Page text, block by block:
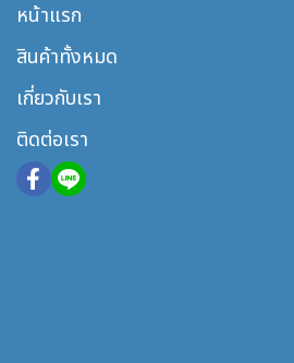
หน้าแรก
สินค้าทั้งหมด
เกี่ยวกับเรา
ติดต่อเรา